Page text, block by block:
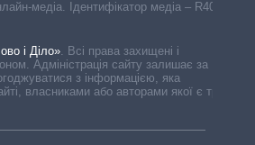
медіа. Ідентифікатор медіа – R40-
і Діло». Всі права захищені і
Адміністрація сайту залишає за
з інформацією, яка
власниками або авторами якої є треті